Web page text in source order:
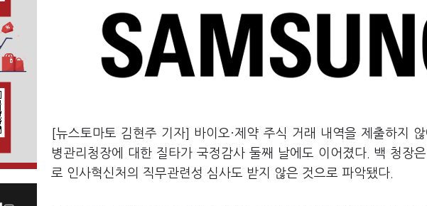
[뉴스토마토 김현주 기자] 바이오·제약 주식 거래 내역을 제출하지
병관리청장에 대한 질타가 국정감사 둘째 날에도 이어졌다. 백 청장
로 인사혁신처의 직무관련성 심사도 받지 않은 것으로 파악됐다.